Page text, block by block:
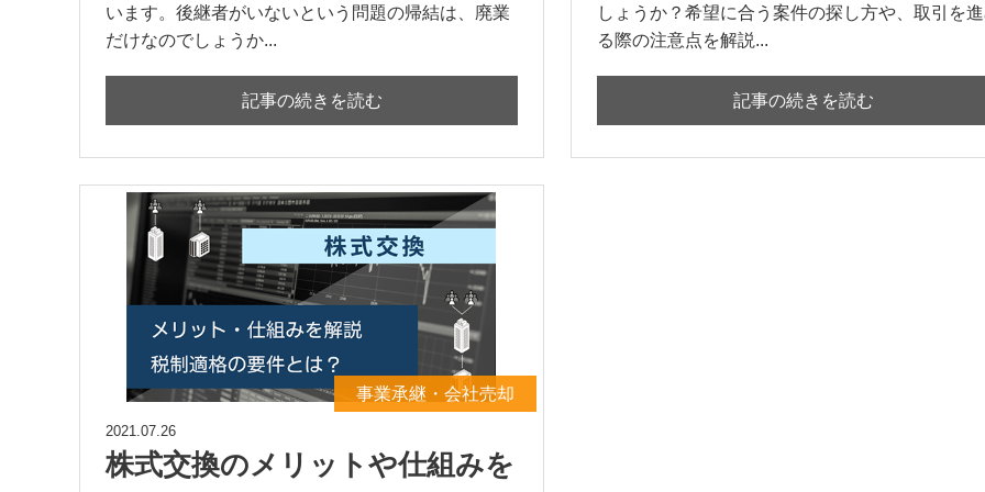
います。後継者がいないという問題の帰結は、廃業
だけなのでしょうか...
記事の続きを読む
しょうか？希望に合う案件の探し方や、取引を
る際の注意点を解説...
記事の続きを読む
事業承継・会社売却
2021.07.26
株式交換のメリットや仕組みを